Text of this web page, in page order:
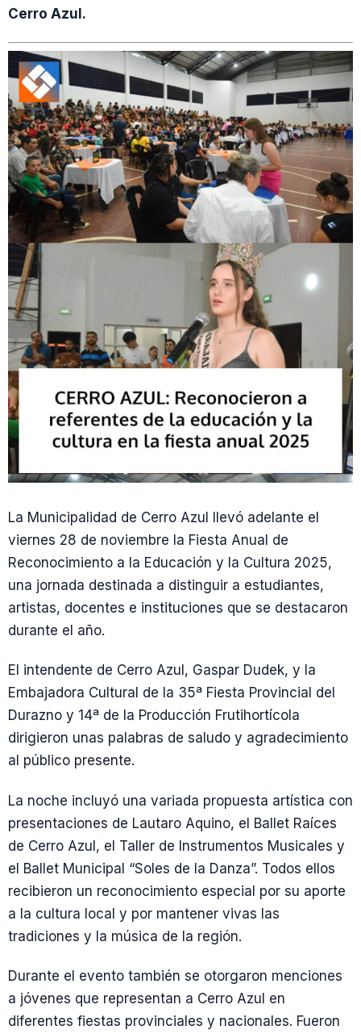
Cerro Azul.
La Municipalidad de Cerro Azul llevó adelante el
viernes 28 de noviembre la Fiesta Anual de
Reconocimiento a la Educación y la Cultura 2025,
una jornada destinada a distinguir a estudiantes,
artistas, docentes e instituciones que se destacaron
durante el año.
El intendente de Cerro Azul, Gaspar Dudek, y la
Embajadora Cultural de la 35ª Fiesta Provincial del
Durazno y 14ª de la Producción Frutihortícola
dirigieron unas palabras de saludo y agradecimiento
al público presente.
La noche incluyó una variada propuesta artística con
presentaciones de Lautaro Aquino, el Ballet Raíces
de Cerro Azul, el Taller de Instrumentos Musicales y
el Ballet Municipal “Soles de la Danza”. Todos ellos
recibieron un reconocimiento especial por su aporte
a la cultura local y por mantener vivas las
tradiciones y la música de la región.
Durante el evento también se otorgaron menciones
a jóvenes que representan a Cerro Azul en
diferentes fiestas provinciales y nacionales. Fueron